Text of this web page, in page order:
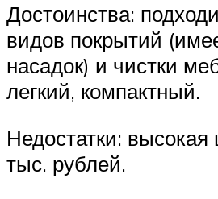
Достоинства:
видов покрытий
насадок) и чистки
легкий, компактный.
Недостатки:
тыс. рублей.